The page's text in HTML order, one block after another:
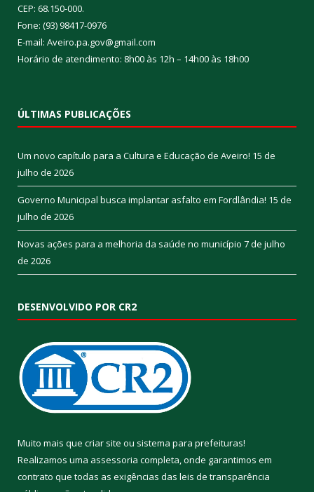
CEP: 68.150-000.
Fone: (93) 98417-0976
E-mail: Aveiro.pa.gov@gmail.com
Horário de atendimento: 8h00 às 12h – 14h00 às 18h00
ÚLTIMAS PUBLICAÇÕES
Um novo capítulo para a Cultura e Educação de Aveiro! 15 de
julho de 2026
Governo Municipal busca implantar asfalto em Fordlândia! 15 de
julho de 2026
Novas ações para a melhoria da saúde no município 7 de julho
de 2026
DESENVOLVIDO POR CR2
Muito mais que criar site ou sistema para prefeituras!
Realizamos uma assessoria completa, onde garantimos em
contrato que todas as exigências das leis de transparência